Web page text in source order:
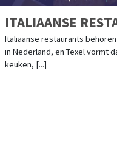
ITALIAANSE
Italiaanse restaurants
in Nederland, en Texel vormt
keuken, [...]